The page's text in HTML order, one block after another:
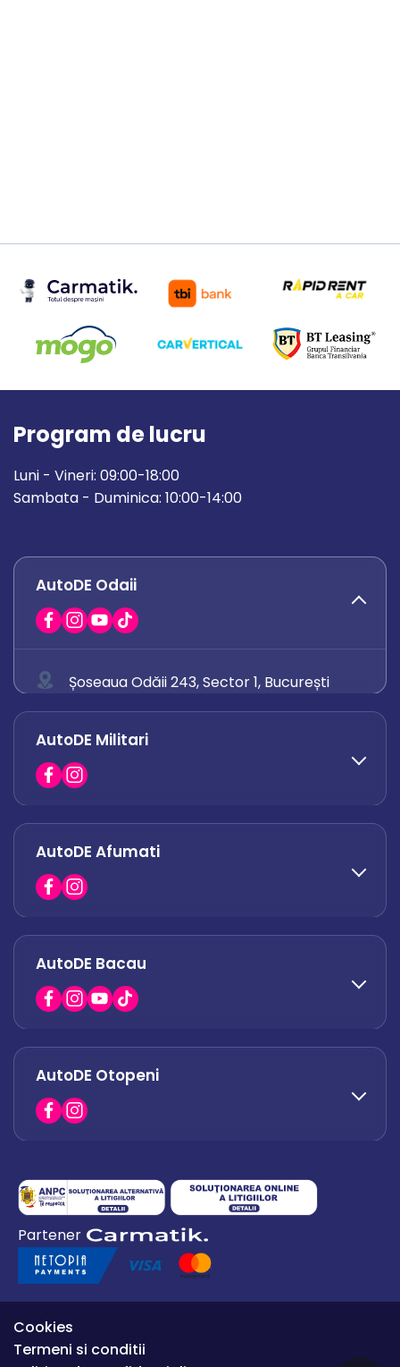
Program de lucru
Luni - Vineri: 09:00-18:00
Sambata - Duminica: 10:00-14:00
AutoDE Odaii
Șoseaua Odăii 243, Sector 1, București
0758 671 921
0742 444 194
office.odaii@autode.ro
AutoDE Militari
0758 338 428
office.militari@autode.ro
AutoDE Afumati
0751 628 054
office.afumati@autode.ro
AutoDE Bacau
0730 063 852
0730 063 851
AutoDE Otopeni
0754 649 360
office.premium@autode.ro
Partener
Cookies
Termeni si conditii